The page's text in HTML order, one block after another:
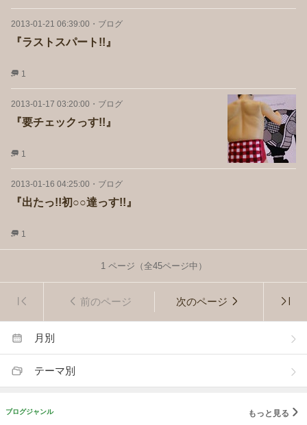
2013-01-21 06:39:00 ・ ブログ
『ラストスパート!!』
1
2013-01-17 03:20:00 ・ ブログ
『要チェックっす!!』
1
2013-01-16 04:25:00 ・ ブログ
『出たっ!!初○○達っす!!』
1
1ページ（全45ページ中）
前のページ 次のページ
月別
テーマ別
ブログジャンル もっと見る